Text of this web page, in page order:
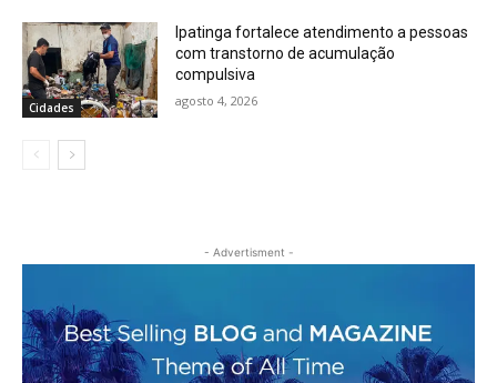
Cidades
Ipatinga fortalece atendimento a pessoas
com transtorno de acumulação
compulsiva
agosto 4, 2026
- Advertisment -